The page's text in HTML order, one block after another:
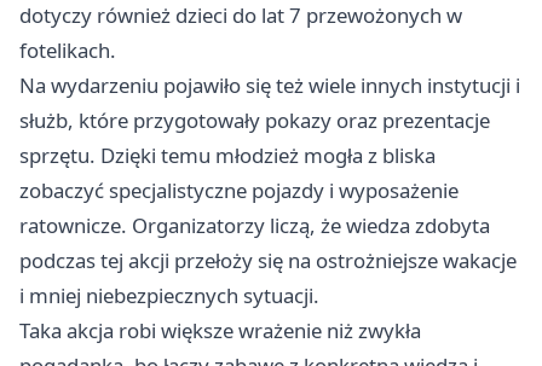
dotyczy również dzieci do lat 7 przewożonych w
fotelikach.
Na wydarzeniu pojawiło się też wiele innych instytucji i
służb, które przygotowały pokazy oraz prezentacje
sprzętu. Dzięki temu młodzież mogła z bliska
zobaczyć specjalistyczne pojazdy i wyposażenie
ratownicze. Organizatorzy liczą, że wiedza zdobyta
podczas tej akcji przełoży się na ostrożniejsze wakacje
i mniej niebezpiecznych sytuacji.
Taka akcja robi większe wrażenie niż zwykła